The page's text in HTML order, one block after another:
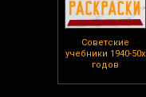
Советские
учебники 1940-50х
годов